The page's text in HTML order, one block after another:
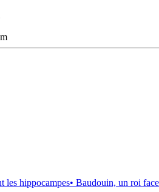
les hippocampes• Baudouin, un roi